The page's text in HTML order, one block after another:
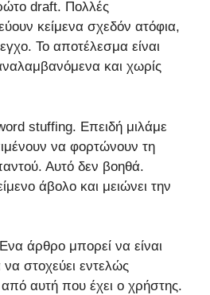
draft. Πολλές
κείμενα σχεδόν ατόφια,
Το αποτέλεσμα είναι
και χωρίς
stuffing. Επειδή μιλάμε
να φορτώνουν τη
Αυτό δεν βοηθά.
άβολο και μειώνει την
άρθρο μπορεί να είναι
στοχεύει εντελώς
αυτή που έχει ο χρήστης.